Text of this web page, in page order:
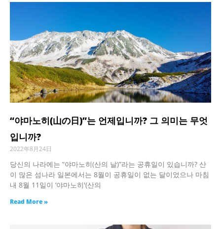
“야마노히(山の日)”는 언제입니까? 그 의미는 무엇
입니까?
2022年8月24日
당신의 나라에는 “야마노히(산의 날)”라는 공휴일이 있습니까? 산
이 많은 섬나라 일본에서는 8월이 공휴일이 없는 달이었으나 마침
내 8월 11일이 ‘야마노히'(산의
Read More »